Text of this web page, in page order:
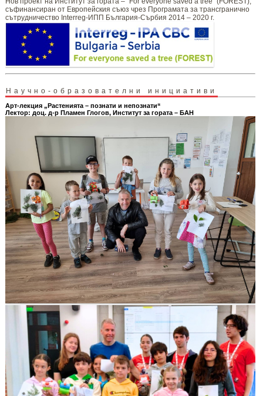
съфинансиран от Европейския съюз чрез Програмата за трансгранично
сътрудничество Interreg-ИПП България-Сърбия 2014 – 2020 г.
Научно-образователни инициативи
Арт-лекция „Растенията – познати и непознати“
Лектор: доц. д-р Пламен Глогов, Институт за гората – БАН